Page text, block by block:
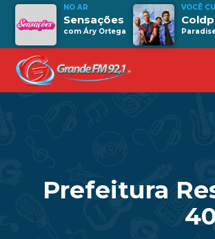
NO AR
Sensações
com Áry Ortega
VOCÊ
Prefeitura